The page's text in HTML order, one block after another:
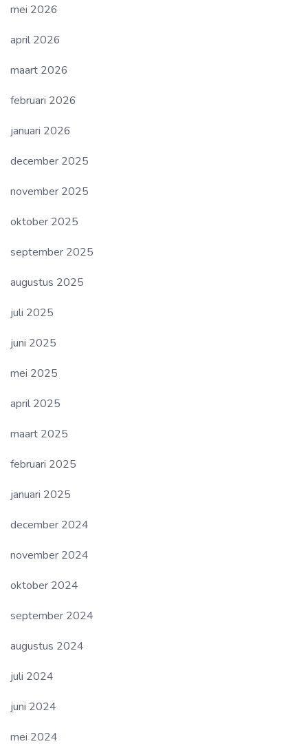
mei 2026
april 2026
maart 2026
februari 2026
januari 2026
december 2025
november 2025
oktober 2025
september 2025
augustus 2025
juli 2025
juni 2025
mei 2025
april 2025
maart 2025
februari 2025
januari 2025
december 2024
november 2024
oktober 2024
september 2024
augustus 2024
juli 2024
juni 2024
mei 2024